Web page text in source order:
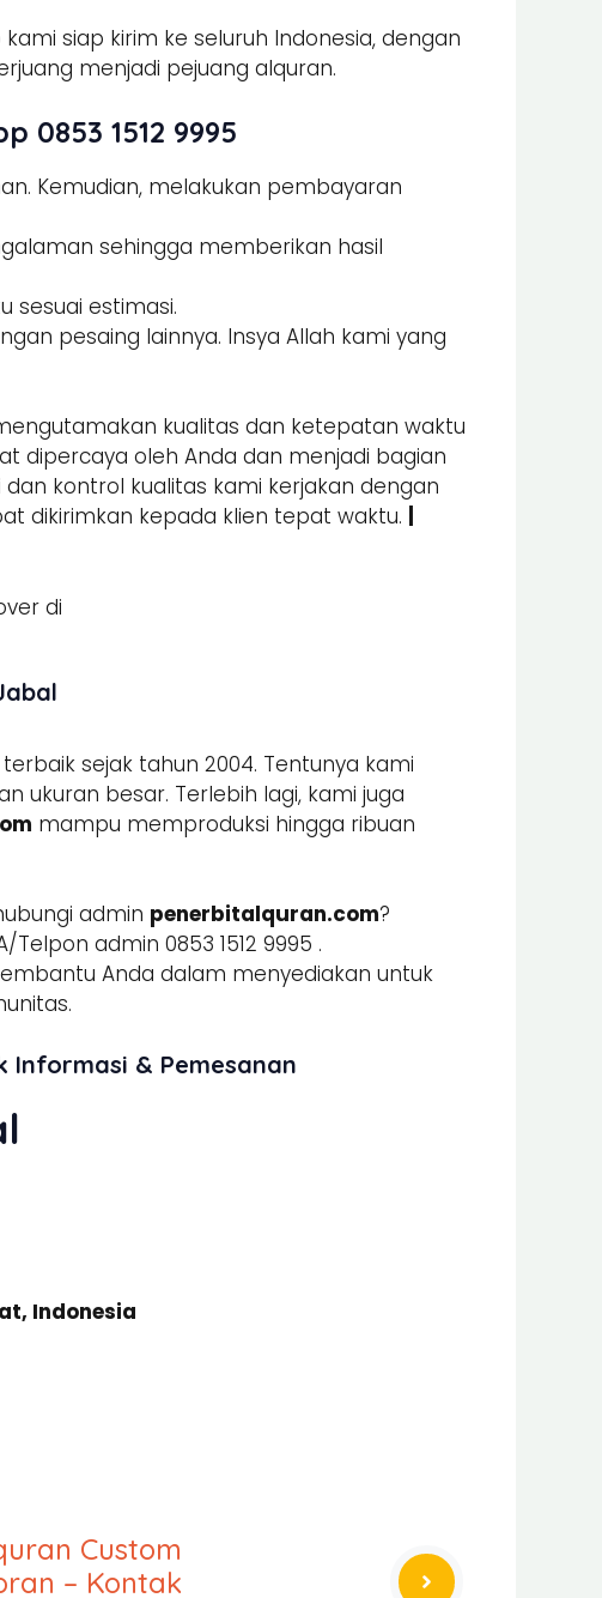
siap kirim ke seluruh Indonesia, dengan
menjadi pejuang alquran.
0853 1512 9995
Kemudian, melakukan pembayaran
sehingga memberikan hasil
sesuai estimasi.
pesaing lainnya. Insya Allah kami yang
kualitas dan ketepatan waktu
dipercaya oleh Anda dan menjadi bagian
kontrol kualitas kami kerjakan dengan
dikirimkan kepada klien tepat waktu.
sejak tahun 2004. Tentunya kami
ukuran besar. Terlebih lagi, kami juga
mampu memproduksi hingga ribuan
admin penerbitalquran.com?
admin 0853 1512 9995 .
Anda dalam menyediakan untuk
Informasi & Pemesanan
Indonesia
Custom
– Kontak